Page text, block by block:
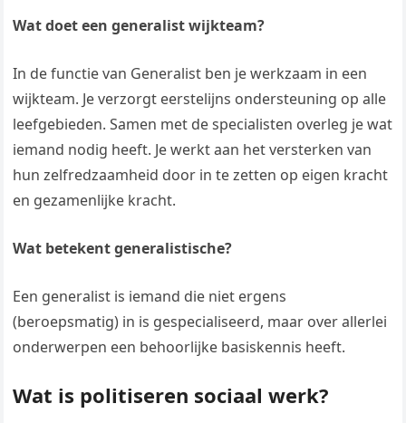
Wat doet een generalist wijkteam?
In de functie van Generalist ben je werkzaam in een
wijkteam. Je verzorgt eerstelijns ondersteuning op alle
leefgebieden. Samen met de specialisten overleg je wat
iemand nodig heeft. Je werkt aan het versterken van
hun zelfredzaamheid door in te zetten op eigen kracht
en gezamenlijke kracht.
Wat betekent generalistische?
Een generalist is iemand die niet ergens
(beroepsmatig) in is gespecialiseerd, maar over allerlei
onderwerpen een behoorlijke basiskennis heeft.
Wat is politiseren sociaal werk?